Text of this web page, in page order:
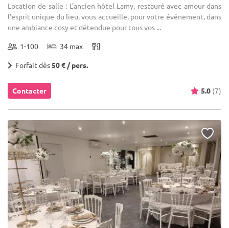
Location de salle : L’ancien hôtel Lamy, restauré avec amour dans
l’esprit unique du lieu, vous accueille, pour votre événement, dans
une ambiance cosy et détendue pour tous vos ...
1-100 34 max
Forfait dès50 € / pers.
Contacter 5.0 (7)